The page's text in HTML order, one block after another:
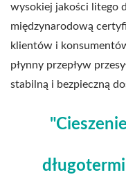
wysokiej jakości litego
międzynarodową
klientów i
płynny przepływ
stabilną i bezpieczną